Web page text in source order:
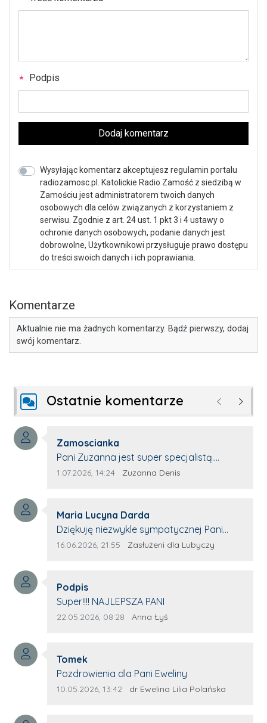
Podpis
Dodaj komentarz
Wysyłając komentarz akceptujesz regulamin portalu
radiozamosc.pl. Katolickie Radio Zamość z siedzibą w
Zamościu jest administratorem twoich danych
osobowych dla celów związanych z korzystaniem z
serwisu. Zgodnie z art. 24 ust. 1 pkt 3 i 4 ustawy o
ochronie danych osobowych, podanie danych jest
dobrowolne, Użytkownikowi przysługuje prawo dostępu
do treści swoich danych i ich poprawiania.
Komentarze
Aktualnie nie ma żadnych komentarzy. Bądź pierwszy, dodaj
swój komentarz.
Ostatnie komentarze Poprzednie
Autor komentarza:
Zamoscianka
Treść komentarza:
Pani Zuzanna jest super specjalistą.
Korzystamy z moim pieskiem z jej pomocy
Data dodania komentarza:
1.07.2026, 14:24 Źródło komentarza:
Zuzanna Denis
Autor komentarza:
Maria Lucyna Darda
Treść komentarza:
Dziękuję niezwykle sympatycznej Pani
redaktor Annie Niderla-Kadach za
którym trema odbierała głos.
Data dodania komentarza:
16.06.2026, 21:55 Źródło komentarza:
Zasłużeni dla Lubyczy
Autor komentarza:
Podpis
Treść komentarza:
Super!!!! NAJLEPSZA PANI
Data dodania komentarza:
22.05.2026, 08:28 Źródło komentarza:
Anna Łyś
Autor komentarza:
Tomek
Treść komentarza:
Pozdrowienia dla Pani Eweliny
Data dodania komentarza:
10.05.2026, 13:42 Źródło komentarza:
dr Ewelina Lilia Polańska